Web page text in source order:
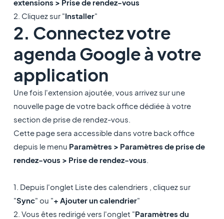
extensions > Prise de rendez-vous
2. Cliquez sur "Installer"
2. Connectez votre
agenda Google à votre
application
Une fois l'extension ajoutée, vous arrivez sur une
nouvelle page de votre back office dédiée à votre
section de prise de rendez-vous.
Cette page sera accessible dans votre back office
depuis le menu Paramètres > Paramètres de prise de
rendez-vous > Prise de rendez-vous
1. Depuis l'onglet Liste des calendriers , cliquez sur
"Sync" ou "+ Ajouter un calendrier"
2. Vous êtes redirigé vers l'onglet "Paramètres du